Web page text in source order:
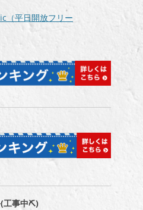
（平日開放フリー
(工事中⛏)